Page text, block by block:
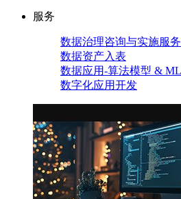
服务
数据治理咨询与实施服务
数据资产入表
数据应用-算法模型 & ML
数字化应用开发